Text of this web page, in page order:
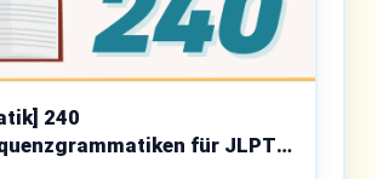
240
für JLPT